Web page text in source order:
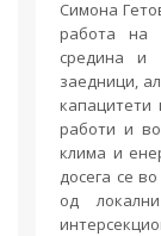
Симона
работа на
средина и
заедници,
капацитети
работи и
клима и
досега се
од